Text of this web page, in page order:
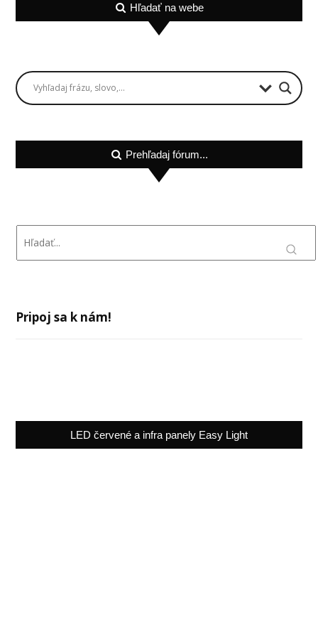
Hľadať na webe
Prehľadaj fórum...
Pripoj sa k nám!
LED červené a infra panely Easy Light